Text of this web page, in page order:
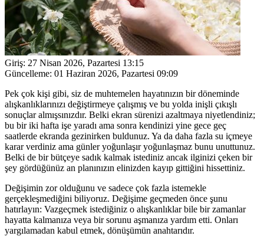
Giriş: 27 Nisan 2026, Pazartesi 13:15
Güncelleme: 01 Haziran 2026, Pazartesi 09:09
Pek çok kişi gibi, siz de muhtemelen hayatınızın bir döneminde
alışkanlıklarınızı değiştirmeye çalışmış ve bu yolda inişli çıkışlı
sonuçlar almışsınızdır. Belki ekran sürenizi azaltmaya niyetlendiniz;
bu bir iki hafta işe yaradı ama sonra kendinizi yine gece geç
saatlerde ekranda gezinirken buldunuz. Ya da daha fazla su içmeye
karar verdiniz ama günler yoğunlaşır yoğunlaşmaz bunu unuttunuz.
Belki de bir bütçeye sadık kalmak istediniz ancak ilginizi çeken bir
şey gördüğünüz an planınızın elinizden kayıp gittiğini hissettiniz.
Değişimin zor olduğunu ve sadece çok fazla istemekle
gerçekleşmediğini biliyoruz. Değişime geçmeden önce şunu
hatırlayın: Vazgeçmek istediğiniz o alışkanlıklar bile bir zamanlar
hayatta kalmanıza veya bir sorunu aşmanıza yardım etti. Onları
yargılamadan kabul etmek, dönüşümün anahtarıdır.